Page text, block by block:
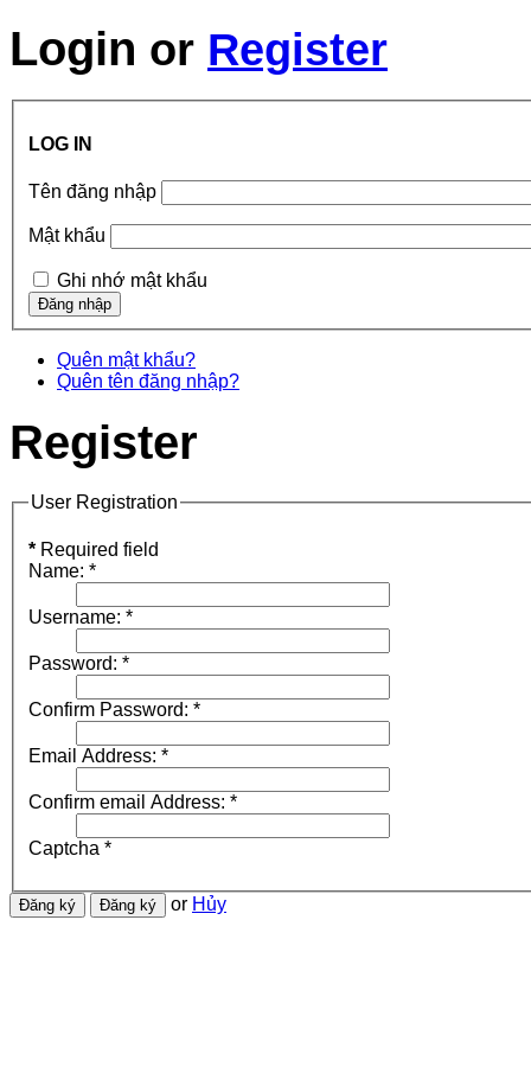
Login or Register
LOG IN
Tên đăng nhập
Mật khẩu
Ghi nhớ mật khẩu
Quên mật khẩu?
Quên tên đăng nhập?
Register
User Registration
* Required field
Name: *
Username: *
Password: *
Confirm Password: *
Email Address: *
Confirm email Address: *
Captcha *
or Hủy